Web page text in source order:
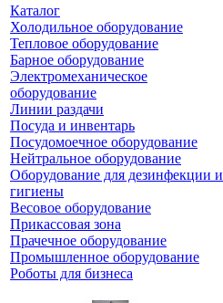
Каталог
Холодильное оборудование
Тепловое оборудование
Барное оборудование
Электромеханическое
оборудование
Линии раздачи
Посуда и инвентарь
Посудомоечное оборудование
Нейтральное оборудование
Оборудование для дезинфекции и
гигиены
Весовое оборудование
Прикассовая зона
Прачечное оборудование
Промышленное оборудование
Роботы для бизнеса